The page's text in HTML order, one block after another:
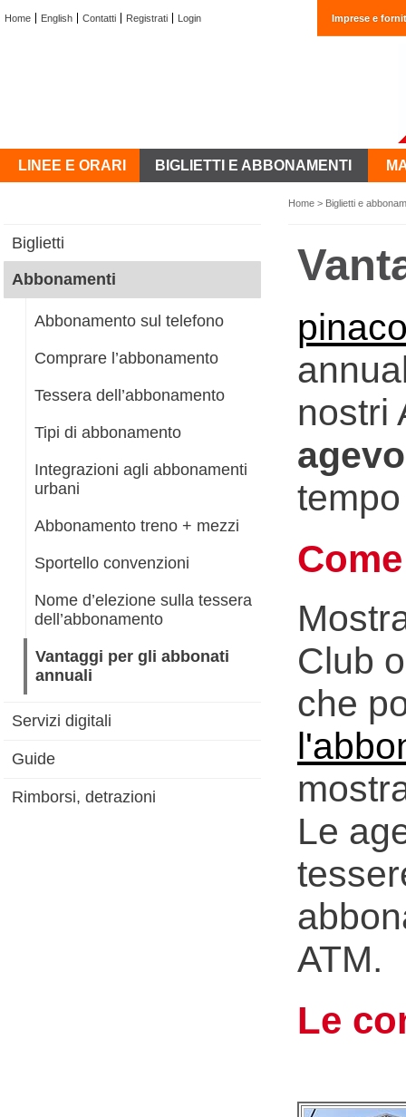
Home English Contatti Registrati Login Imprese e
LINEE E ORARI BIGLIETTI E ABBONAMENTI
Home > Biglietti e
Biglietti
Abbonamenti
Abbonamento sul telefono
Comprare l’abbonamento
Tessera dell’abbonamento
Tipi di abbonamento
Integrazioni agli abbonamenti
urbani
Abbonamento treno + mezzi
Sportello convenzioni
Nome d’elezione sulla tessera
dell’abbonamento
Vantaggi per gli abbonati
annuali
Servizi digitali
Guide
Rimborsi, detrazioni
nostri
Club
che
Le
ATM.
Le